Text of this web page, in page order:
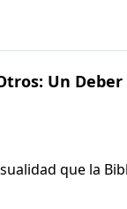
Un Deber
la Biblia contenga
comun y